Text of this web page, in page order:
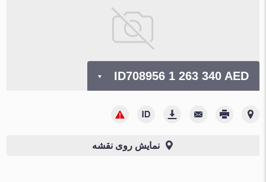
ID7089561 263 340 AED
نمایش روی نقشه